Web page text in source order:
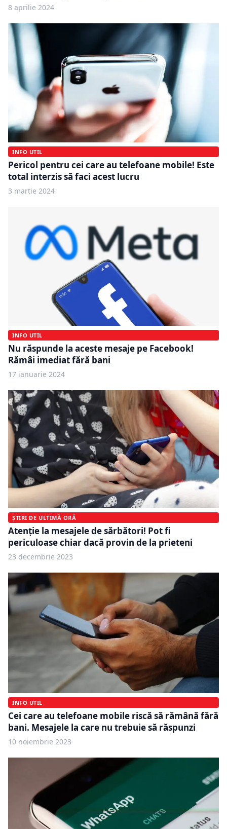
8 aprilie 2024
INFO UTIL
Pericol pentru cei care au telefoane mobile! Este
total interzis să faci acest lucru
3 martie 2024
INFO UTIL
Nu răspunde la aceste mesaje pe Facebook!
Rămâi imediat fără bani
17 ianuarie 2024
ȘTIRI DE ULTIMĂ ORĂ
Atenție la mesajele de sărbători! Pot fi
periculoase chiar dacă provin de la prieteni
23 decembrie 2023
INFO UTIL
Cei care au telefoane mobile riscă să rămână fără
bani. Mesajele la care nu trebuie să răspunzi
10 noiembrie 2023